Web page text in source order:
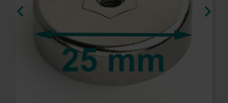
 